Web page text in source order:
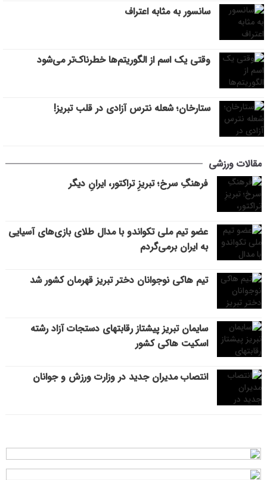
سانسور به مثابه اعتراف
وقتی یک اسم از الگوریتم‌ها خطرناک‌تر می‌شود
ستارخان؛ شعله نترس آزادی در قلب تبریز!
مقالات ورزشی
فرهنگِ سرخ؛ تبریزِ تراکتور، ایرانِ دیگر
عضو تیم ملی تکواندو با مدال طلای بازی‌های آسیایی
به ایران برمی‌گردم
تیم هاکی نوجوانان دختر تبریز قهرمان کشور شد
سایمان تبریز پیشتاز رقابتهای دستجات آزاد رشته
اسکیت هاکی کشور
انتصاب مدیران جدید در وزارت ورزش و جوانان